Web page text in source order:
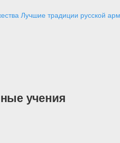
Лучшие традиции русской
учения